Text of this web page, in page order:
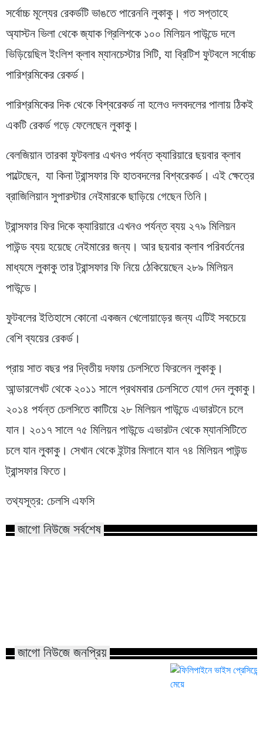
সর্বোচ্চ মূল্যের রেকর্ডটি ভাঙতে পারেননি লুকাকু। গত সপ্তাহে
অ্যাস্টন ভিলা থেকে জ্যাক গ্রিলিশকে ১০০ মিলিয়ন পাউন্ডে দলে
ভিড়িয়েছিল ইংলিশ ক্লাব ম্যানচেস্টার সিটি, যা ব্রিটিশ ফুটবলে সর্বোচ্চ
পারিশ্রমিকের রেকর্ড।
পারিশ্রমিকের দিক থেকে বিশ্বরেকর্ড না হলেও দলবদলের পালায় ঠিকই
একটি রেকর্ড গড়ে ফেলেছেন লুকাকু।
বেলজিয়ান তারকা ফুটবলার এখনও পর্যন্ত ক্যারিয়ারে ছয়বার ক্লাব
পাল্টেছেন, যা কিনা ট্রান্সফার ফি হাতবদলের বিশ্বরেকর্ড। এই ক্ষেত্রে
ব্রাজিলিয়ান সুপারস্টার নেইমারকে ছাড়িয়ে গেছেন তিনি।
ট্রান্সফার ফির দিকে ক্যারিয়ারে এখনও পর্যন্ত ব্যয় ২৭৯ মিলিয়ন
পাউন্ড ব্যয় হয়েছে নেইমারের জন্য। আর ছয়বার ক্লাব পরিবর্তনের
মাধ্যমে লুকাকু তার ট্রান্সফার ফি নিয়ে ঠেকিয়েছেন ২৮৯ মিলিয়ন
পাউন্ডে।
ফুটবলের ইতিহাসে কোনো একজন খেলোয়াড়ের জন্য এটিই সবচেয়ে
বেশি ব্যয়ের রেকর্ড।
প্রায় সাত বছর পর দ্বিতীয় দফায় চেলসিতে ফিরলেন লুকাকু।
আন্ডারলেখট থেকে ২০১১ সালে প্রথমবার চেলসিতে যোগ দেন লুকাকু।
২০১৪ পর্যন্ত চেলসিতে কাটিয়ে ২৮ মিলিয়ন পাউন্ডে এভারটনে চলে
যান। ২০১৭ সালে ৭৫ মিলিয়ন পাউন্ডে এভারটন থেকে ম্যানসিটিতে
চলে যান লুকাকু। সেখান থেকে ইন্টার মিলানে যান ৭৪ মিলিয়ন পাউন্ড
ট্রান্সফার ফিতে।
তথ্যসূত্র: চেলসি এফসি
জাগো নিউজে সর্বশেষ
জাগো নিউজে জনপ্রিয়